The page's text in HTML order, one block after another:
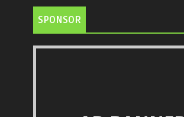
SPONSOR